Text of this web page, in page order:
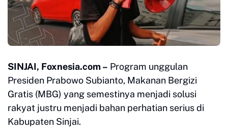
SINJAI, Foxnesia.com – Program unggulan
Presiden Prabowo Subianto, Makanan Bergizi
Gratis (MBG) yang semestinya menjadi solusi
rakyat justru menjadi bahan perhatian serius di
Kabupaten Sinjai.